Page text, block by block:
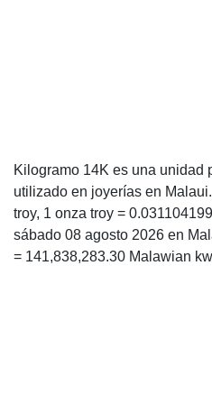
Kilogramo 14K es una unidad
utilizado en joyerías en
troy, 1 onza troy =
sábado 08 agosto 2026 en
= 141,838,283.30 Malawian